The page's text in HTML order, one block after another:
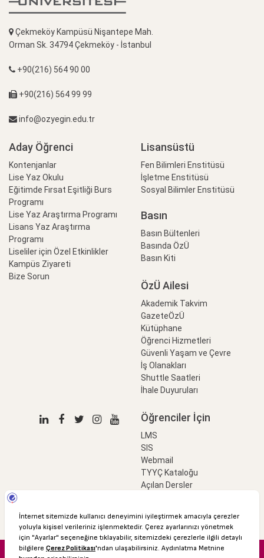
Çekmeköy Kampüsü Nişantepe Mah.
Orman Sk. 34794 Çekmeköy - İstanbul
+90(216) 564 90 00
+90(216) 564 99 99
info@ozyegin.edu.tr
Aday Öğrenci
Kontenjanlar
Lise Yaz Okulu
Eğitimde Fırsat Eşitliği Burs
Programı
Lise Yaz Araştırma Programı
Lisans Yaz Araştırma
Programı
Liseliler için Özel Etkinlikler
Kampüs Ziyareti
Bize Sorun
Lisansüstü
Fen Bilimleri Enstitüsü
İşletme Enstitüsü
Sosyal Bilimler Enstitüsü
Basın
Basın Bültenleri
Basında ÖzÜ
Basın Kiti
ÖzÜ Ailesi
Akademik Takvim
GazeteÖzÜ
Kütüphane
Öğrenci Hizmetleri
Güvenli Yaşam ve Çevre
İş Olanakları
Shuttle Saatleri
İhale Duyuruları
Öğrenciler İçin
LMS
SIS
Webmail
TYYÇ Kataloğu
Açılan Dersler
© 2016 Özyeğin Üniversitesi